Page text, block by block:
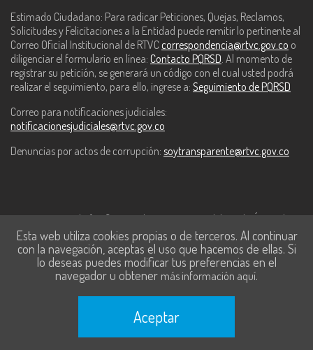
Estimado Ciudadano: Para radicar Peticiones, Quejas, Reclamos,
Solicitudes y Felicitaciones a la Entidad puede remitir lo pertinente al
Correo Oficial Institucional de RTVC correspondencia@rtvc.gov.co o
diligenciar el formulario en línea: Contacto PQRSD. Al momento de
registrar su petición, se generará un código con el cual usted podrá
realizar el seguimiento, para ello, ingrese a: Seguimiento de PQRSD
Correo para notificaciones judiciales:
notificacionesjudiciales@rtvc.gov.co
Denuncias por actos de corrupción: soytransparente@rtvc.gov.co
Este contenido fue financiado con recursos del Fondo Único de
Tecnologías de la Información y las Comunicaciones de MinTic.
Esta web utiliza cookies propias o de terceros. Al continuar
con la navegación, aceptas el uso que hacemos de ellas. Si
lo deseas puedes modificar tus preferencias en el
navegador u obtener más información aquí.
Aceptar